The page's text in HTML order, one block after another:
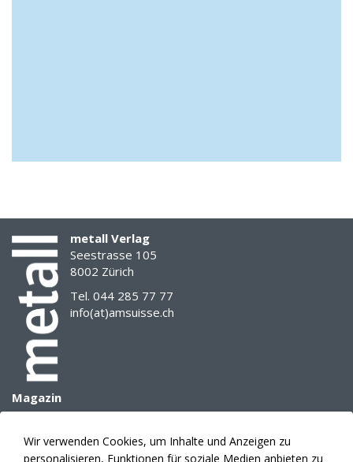
metall Verlag
Seestrasse 105
8002 Zürich
Tel. 044 285 77 77
info(at)amsuisse.ch
Magazin
Archiv
Mediadaten
Wir verwenden Cookies, um Inhalte und Anzeigen zu
personalisieren, Funktionen für soziale Medien anbieten zu